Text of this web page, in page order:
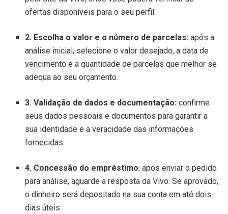
ofertas disponíveis para o seu perfil.
2. Escolha o valor e o número de parcelas: após a
análise inicial, selecione o valor desejado, a data de
vencimento e a quantidade de parcelas que melhor se
adequa ao seu orçamento.
3. Validação de dados e documentação: confirme
seus dados pessoais e documentos para garantir a
sua identidade e a veracidade das informações
fornecidas.
4. Concessão do empréstimo: após enviar o pedido
para análise, aguarde a resposta da Vivo. Se aprovado,
o dinheiro será depositado na sua conta em até dois
dias úteis.